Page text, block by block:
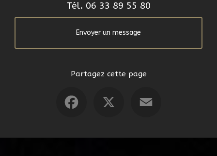
Tél. 06 33 89 55 80
Envoyer un message
Partagez cette page